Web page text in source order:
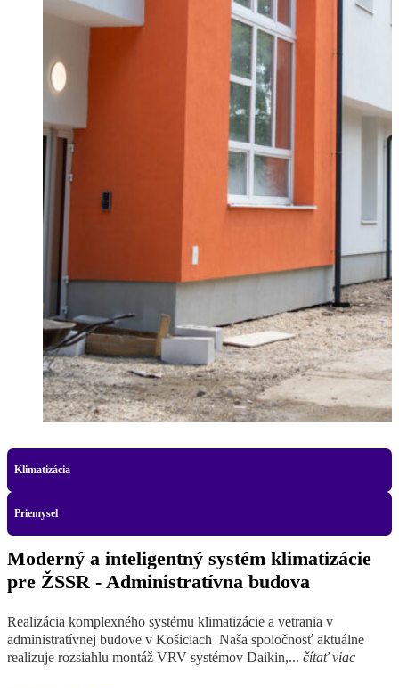
Klimatizácia
Priemysel
Moderný a inteligentný systém klimatizácie
pre ŽSSR - Administratívna budova
Realizácia komplexného systému klimatizácie a vetrania v
administratívnej budove v Košiciach Naša spoločnosť aktuálne
realizuje rozsiahlu montáž VRV systémov Daikin,... čítať viac